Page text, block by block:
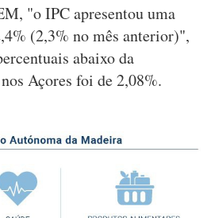
"o IPC apresentou uma
(2,3% no mês anterior)",
abaixo da
Açores foi de 2,08%.